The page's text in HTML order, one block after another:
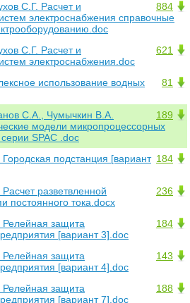
884
С.Г. Расчет и
электроснабжения справочные
621
С.Г. Расчет и
электроснабжения.doc
81
использование водных
189
С.А., Чумычкин В.А.
модели микропроцессорных
SPAC .doc
184
подстанция [вариант
236
разветвленной
постоянного тока.docx
184
Релейная защита
[вариант 3].doc
143
Релейная защита
[вариант 4].doc
188
Релейная защита
[вариант 7].doc